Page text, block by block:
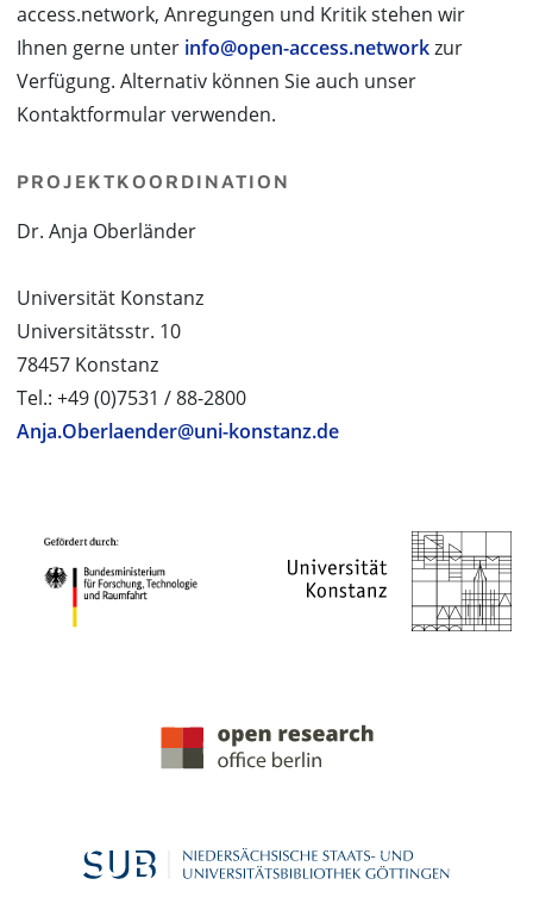
access.network, Anregungen und Kritik stehen wir
Ihnen gerne unter info@open-access.networkzur
Verfügung. Alternativ können Sie auch unser
Kontaktformular verwenden.
PROJEKTKOORDINATION
Dr. Anja Oberländer
Universität Konstanz
Universitätsstr. 10
78457 Konstanz
Tel.: +49 (0)7531 / 88-2800
Anja.Oberlaender@uni-konstanz.de